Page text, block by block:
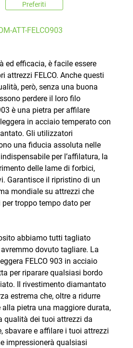
Preferiti
ATT-FELCO903
ed efficacia, è facile essere
attrezzi FELCO. Anche questi
però, senza una buona
perdere il loro filo
è una pietra per affilare
in acciaio temperato con
Gli utilizzatori
una fiducia assoluta nelle
per l’affilatura, la
delle lame di forbici,
Garantisce il ripristino di un
mondiale su attrezzi che
troppo tempo dato per
abbiamo tutti tagliato
dovuto tagliare. La
FELCO 903 in acciaio
per riparare qualsiasi bordo
Il rivestimento diamantato
estrema che, oltre a ridurre
alla pietra una maggiore durata,
qualità dei tuoi attrezzi da
sbavare e affilare i tuoi attrezzi
impressionerà qualsiasi